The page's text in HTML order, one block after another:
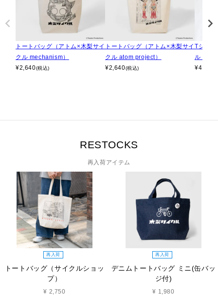
トートバッグ（アトム×木梨サイ
クル mechanism）
¥2,640(税込)
トートバッグ（アトム×木梨サイ
クル atom project）
¥2,640(税込)
Tシャ
ル
¥4,950
RESTOCKS
再入荷アイテム
再入荷
トートバッグ（サイクルショッ
プ）
¥ 2,750
再入荷
デニムトートバッグ ミニ(缶バッ
ジ付)
¥ 1,980